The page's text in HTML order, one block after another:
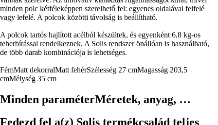
minden polc kétféleképpen szerelhető fel: egyenes oldalával felfelé
vagy lefelé. A polcok közötti távolság is beállítható.
A polcok tartós hajlított acélból készültek, és egyenként 6,8 kg-os
teherbírással rendelkeznek. A Solis rendszer önállóan is használható,
de több darab kombinációja is lehetséges.
FémMatt dekorralMatt fehérSzélesség 27 cmMagasság 203,5
cmMélység 35 cm
Minden paraméterMéretek, anyag, …
Fedezd fel a(z) Solis termékcsalád teljes